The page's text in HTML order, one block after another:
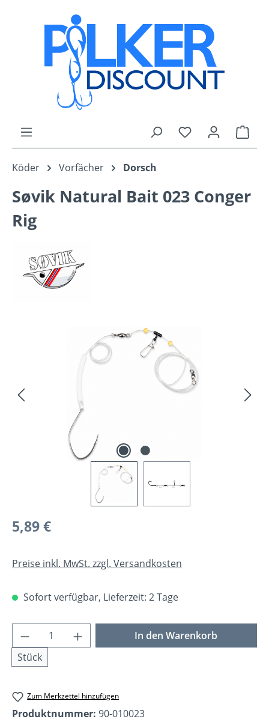
Zum Hauptinhalt springen
Du hast 0
Köder Vorfächer Dorsch
Søvik Natural Bait 023 Conger
Rig
Bildergalerie überspringen
Regulärer Preis:
5,89 €
Preise inkl. MwSt. zzgl. Versandkosten
Sofort verfügbar, Lieferzeit: 2 Tage
Produkt Anzahl: Gib den gewünschten
Stück
In den Warenkorb
Zum Merkzettel hinzufügen
Produktnummer: 90-010023